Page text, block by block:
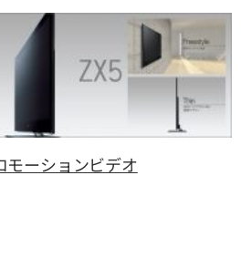
モーションビデオ